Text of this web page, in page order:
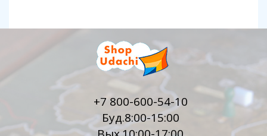
+7 800-600-54-10
Буд.8:00-15:00